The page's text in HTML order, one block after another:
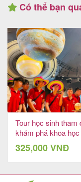
Có thể bạn
Tour học sinh tham
khám phá khoa
hợp Team Building
325,000 VNĐ